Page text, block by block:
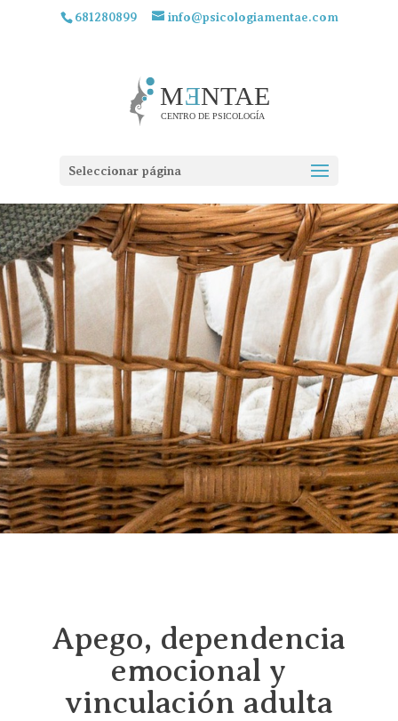
681280899 info@psicologiamentae.com
Seleccionar página
Apego, dependencia
emocional y
vinculación adulta